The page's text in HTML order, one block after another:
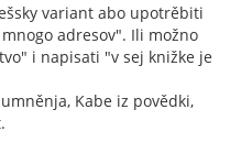
variant abo upotrěbiti
adresov". Ili možno
i napisati "v sej knižke je
Kabe iz povědki,